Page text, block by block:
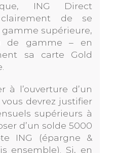
ING Direct
de se
supérieure,
de gamme – en
sa carte Gold
à l’ouverture d’un
devrez justifier
supérieurs à
d’un solde 5000
ING (épargne &
ensemble). Si, en